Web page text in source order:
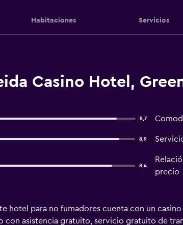
Habitaciones Servicios
Casino Hotel,
8,7
8,9
8,4
precio
hotel para no fumadores cuenta con un
con asistencia gratuito, servicio gratuito de